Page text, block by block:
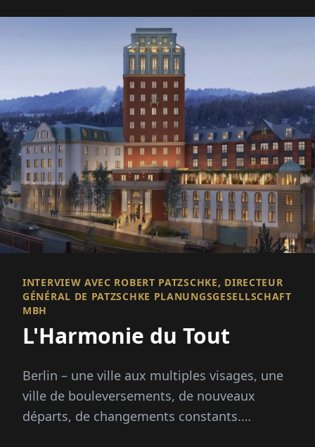
INTERVIEW AVEC ROBERT PATZSCHKE, DIRECTEUR
GÉNÉRAL DE PATZSCHKE PLANUNGSGESELLSCHAFT
MBH
L'Harmonie du Tout
Berlin – une ville aux multiples visages, une
ville de bouleversements, de nouveaux
départs, de changements constants.